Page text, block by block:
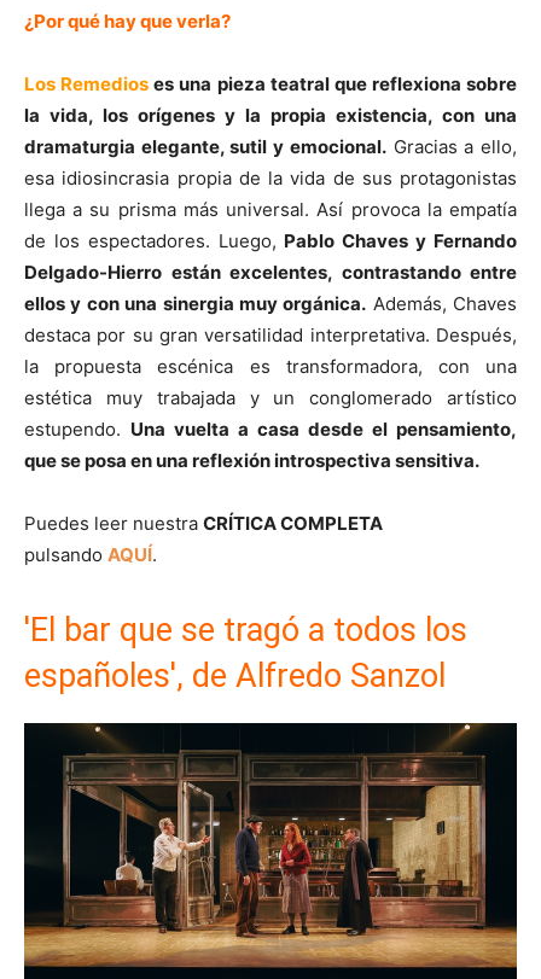
¿Por qué hay que verla?
Los Remedioses una pieza teatral que reflexiona sobre
la vida, los orígenes y la propia existencia, con una
dramaturgia elegante, sutil y emocional.Gracias a ello,
esa idiosincrasia propia de la vida de sus protagonistas
llega a su prisma más universal. Así provoca la empatía
de los espectadores. Luego, Pablo Chaves y Fernando
Delgado-Hierro están excelentes, contrastando entre
ellos y con una sinergia muy orgánica. Además, Chaves
destaca por su gran versatilidad interpretativa. Después,
la propuesta escénica es transformadora, con una
estética muy trabajada y un conglomerado artístico
estupendo. Una vuelta a casa desde el pensamiento,
que se posa en una reflexión introspectiva sensitiva.
Puedes leer nuestra CRÍTICA COMPLETA
pulsando AQUÍ.
'El bar que se tragó a todos los
españoles', de Alfredo Sanzol